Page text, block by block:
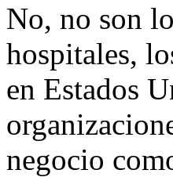
No, no son
hospitales,
en Estados
negocio